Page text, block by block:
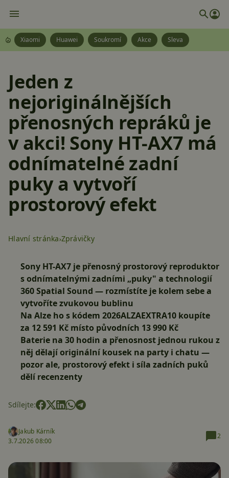
Xiaomi Huawei Soukromí Akce Sleva
Jeden z
nejoriginálnějších
přenosných repráků je
v akci! Sony HT-AX7 má
odnímatelné zadní
puky a vytvoří
prostorový efekt
Hlavní stránka Zprávičky
Sony HT-AX7 je přenosný prostorový reproduktor
sodnímatelnými zadními „puky" a technologií
360 Spatial Sound — rozmístíte je kolem sebe a
vytvoříte zvukovou bublinu
Na Alze ho s kódem 2026ALZAEXTRA10 koupíte
za 12 591 Kč místo původních 13 990 Kč
Baterie na 30 hodin a přenosnost jednou rukou z
něj dělají originální kousek na party i chatu —
pozor ale, prostorový efekt i síla zadních puků
dělí recenzenty
Sdílejte:
Jakub Kárník
3.7.2026 08:00
2